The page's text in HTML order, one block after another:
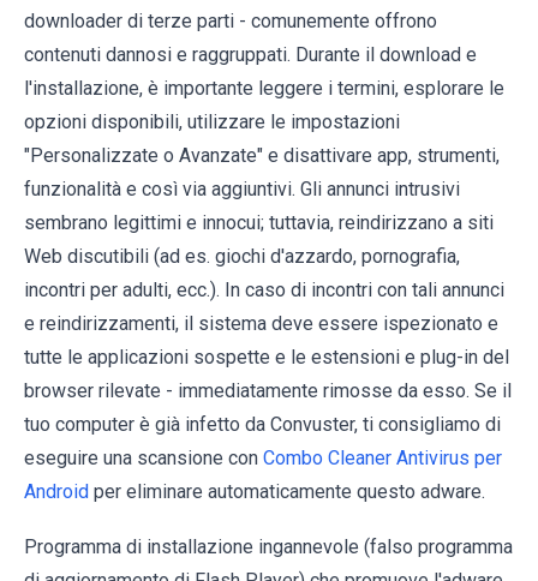
downloader di terze parti - comunemente offrono
contenuti dannosi e raggruppati. Durante il download e
l'installazione, è importante leggere i termini, esplorare le
opzioni disponibili, utilizzare le impostazioni
"Personalizzate o Avanzate" e disattivare app, strumenti,
funzionalità e così via aggiuntivi. Gli annunci intrusivi
sembrano legittimi e innocui; tuttavia, reindirizzano a siti
Web discutibili (ad es. giochi d'azzardo, pornografia,
incontri per adulti, ecc.). In caso di incontri con tali annunci
e reindirizzamenti, il sistema deve essere ispezionato e
tutte le applicazioni sospette e le estensioni e plug-in del
browser rilevate - immediatamente rimosse da esso. Se il
tuo computer è già infetto da Convuster, ti consigliamo di
eseguire una scansione con Combo Cleaner Antivirus per
Android per eliminare automaticamente questo adware.
Programma di installazione ingannevole (falso programma